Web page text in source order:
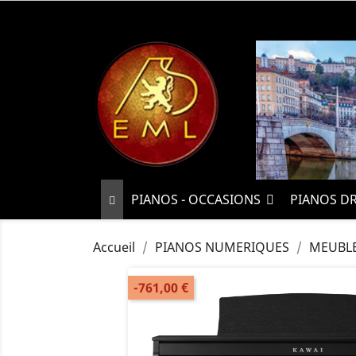
PIANOS - OCCASIONS PIANOS
Accueil PIANOS NUMERIQUES
-761,00 €